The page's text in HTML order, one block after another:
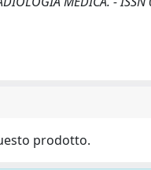
prodotto.